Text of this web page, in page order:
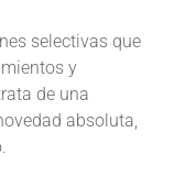
selectivas que
y
de una
absoluta,